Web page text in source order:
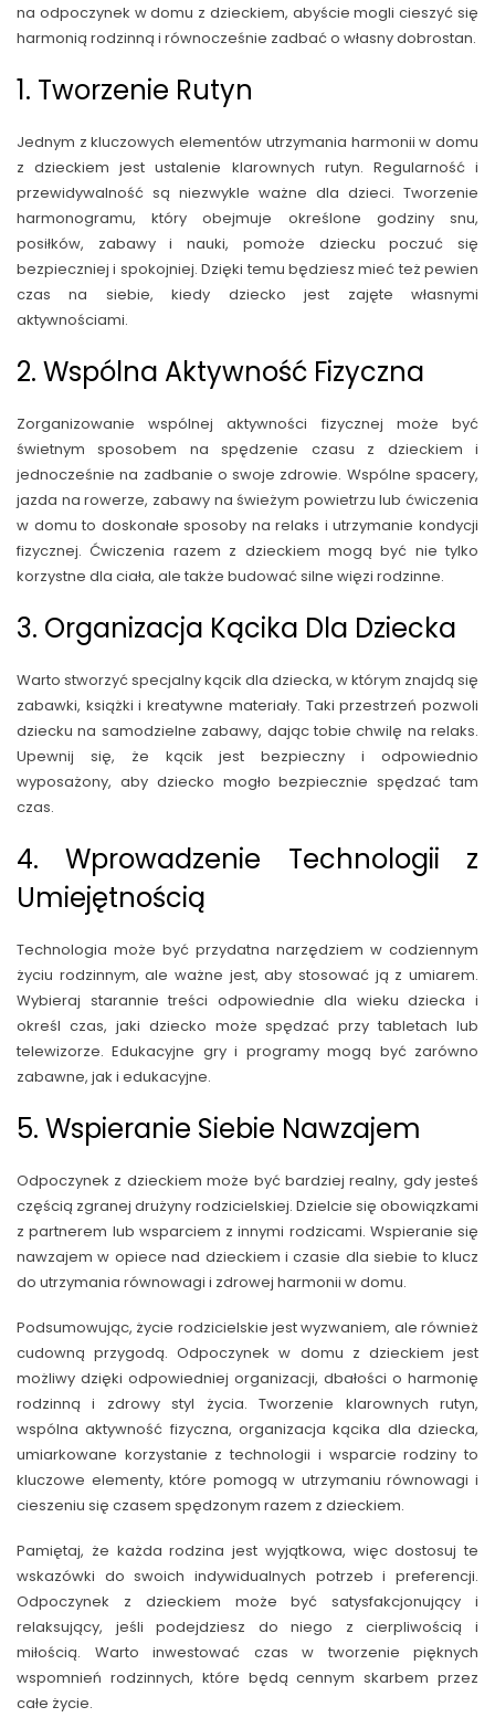
na odpoczynek w domu z dzieckiem, abyście mogli cieszyć się
harmonią rodzinną i równocześnie zadbać o własny dobrostan.
1. Tworzenie Rutyn
Jednym z kluczowych elementów utrzymania harmonii w domu
z dzieckiem jest ustalenie klarownych rutyn. Regularność i
przewidywalność są niezwykle ważne dla dzieci. Tworzenie
harmonogramu, który obejmuje określone godziny snu,
posiłków, zabawy i nauki, pomoże dziecku poczuć się
bezpieczniej i spokojniej. Dzięki temu będziesz mieć też pewien
czas na siebie, kiedy dziecko jest zajęte własnymi
aktywnościami.
2. Wspólna Aktywność Fizyczna
Zorganizowanie wspólnej aktywności fizycznej może być
świetnym sposobem na spędzenie czasu z dzieckiem i
jednocześnie na zadbanie o swoje zdrowie. Wspólne spacery,
jazda na rowerze, zabawy na świeżym powietrzu lub ćwiczenia
w domu to doskonałe sposoby na relaks i utrzymanie kondycji
fizycznej. Ćwiczenia razem z dzieckiem mogą być nie tylko
korzystne dla ciała, ale także budować silne więzi rodzinne.
3. Organizacja Kącika Dla Dziecka
Warto stworzyć specjalny kącik dla dziecka, w którym znajdą się
zabawki, książki i kreatywne materiały. Taki przestrzeń pozwoli
dziecku na samodzielne zabawy, dając tobie chwilę na relaks.
Upewnij się, że kącik jest bezpieczny i odpowiednio
wyposażony, aby dziecko mogło bezpiecznie spędzać tam
czas.
4. Wprowadzenie Technologii z
Umiejętnością
Technologia może być przydatna narzędziem w codziennym
życiu rodzinnym, ale ważne jest, aby stosować ją z umiarem.
Wybieraj starannie treści odpowiednie dla wieku dziecka i
określ czas, jaki dziecko może spędzać przy tabletach lub
telewizorze. Edukacyjne gry i programy mogą być zarówno
zabawne, jak i edukacyjne.
5. Wspieranie Siebie Nawzajem
Odpoczynek z dzieckiem może być bardziej realny, gdy jesteś
częścią zgranej drużyny rodzicielskiej. Dzielcie się obowiązkami
z partnerem lub wsparciem z innymi rodzicami. Wspieranie się
nawzajem w opiece nad dzieckiem i czasie dla siebie to klucz
do utrzymania równowagi i zdrowej harmonii w domu.
Podsumowując, życie rodzicielskie jest wyzwaniem, ale również
cudowną przygodą. Odpoczynek w domu z dzieckiem jest
możliwy dzięki odpowiedniej organizacji, dbałości o harmonię
rodzinną i zdrowy styl życia. Tworzenie klarownych rutyn,
wspólna aktywność fizyczna, organizacja kącika dla dziecka,
umiarkowane korzystanie z technologii i wsparcie rodziny to
kluczowe elementy, które pomogą w utrzymaniu równowagi i
cieszeniu się czasem spędzonym razem z dzieckiem.
Pamiętaj, że każda rodzina jest wyjątkowa, więc dostosuj te
wskazówki do swoich indywidualnych potrzeb i preferencji.
Odpoczynek z dzieckiem może być satysfakcjonujący i
relaksujący, jeśli podejdziesz do niego z cierpliwością i
miłością. Warto inwestować czas w tworzenie pięknych
wspomnień rodzinnych, które będą cennym skarbem przez
całe życie.